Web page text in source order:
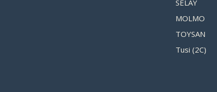
SELAY
MOLMO
TOYSAN
Tusi (2C)